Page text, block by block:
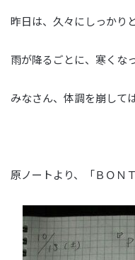
昨日は、久々にしっかり
雨が降るごとに、寒くな
みなさん、体調を崩して
原ノートより、「ＢＯＮ